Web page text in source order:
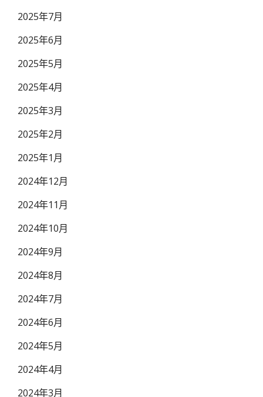
2025年7月
2025年6月
2025年5月
2025年4月
2025年3月
2025年2月
2025年1月
2024年12月
2024年11月
2024年10月
2024年9月
2024年8月
2024年7月
2024年6月
2024年5月
2024年4月
2024年3月